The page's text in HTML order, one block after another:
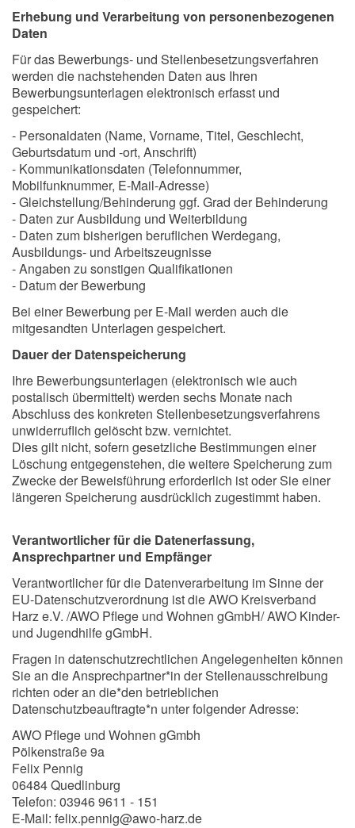
Erhebung und Verarbeitung von personenbezogenen
Daten
Für das Bewerbungs- und Stellenbesetzungsverfahren
werden die nachstehenden Daten aus Ihren
Bewerbungsunterlagen elektronisch erfasst und
gespeichert:
- Personaldaten (Name, Vorname, Titel, Geschlecht,
Geburtsdatum und -ort, Anschrift)
- Kommunikationsdaten (Telefonnummer,
Mobilfunknummer, E-Mail-Adresse)
- Gleichstellung/Behinderung ggf. Grad der Behinderung
- Daten zur Ausbildung und Weiterbildung
- Daten zum bisherigen beruflichen Werdegang,
Ausbildungs- und Arbeitszeugnisse
- Angaben zu sonstigen Qualifikationen
- Datum der Bewerbung
Bei einer Bewerbung per E-Mail werden auch die
mitgesandten Unterlagen gespeichert.
Dauer der Datenspeicherung
Ihre Bewerbungsunterlagen (elektronisch wie auch
postalisch übermittelt) werden sechs Monate nach
Abschluss des konkreten Stellenbesetzungsverfahrens
unwiderruflich gelöscht bzw. vernichtet.
Dies gilt nicht, sofern gesetzliche Bestimmungen einer
Löschung entgegenstehen, die weitere Speicherung zum
Zwecke der Beweisführung erforderlich ist oder Sie einer
längeren Speicherung ausdrücklich zugestimmt haben.
Verantwortlicher für die Datenerfassung,
Ansprechpartner und Empfänger
Verantwortlicher für die Datenverarbeitung im Sinne der
EU-Datenschutzverordnung ist die AWO Kreisverband
Harz e.V. /AWO Pflege und Wohnen gGmbH/ AWO Kinder-
und Jugendhilfe gGmbH.
Fragen in datenschutzrechtlichen Angelegenheiten können
Sie an die Ansprechpartner*in der Stellenausschreibung
richten oder an die*den betrieblichen
Datenschutzbeauftragte*n unter folgender Adresse:
AWO Pflege und Wohnen gGmbh
Pölkenstraße 9a
Felix Pennig
06484 Quedlinburg
Telefon: 03946 9611 - 151
E-Mail: felix.pennig@awo-harz.de